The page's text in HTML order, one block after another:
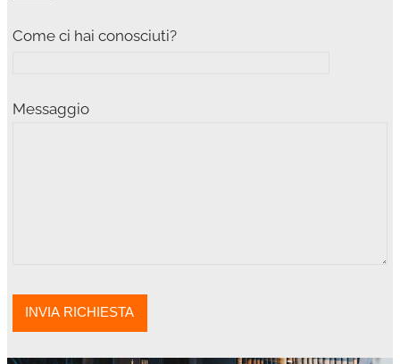
Come ci hai conosciuti?
Messaggio